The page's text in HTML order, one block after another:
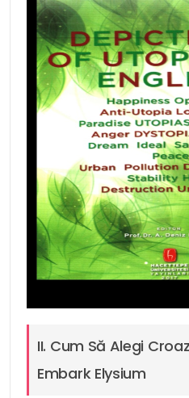
II. Cum Să Alegi
Embark Elysium